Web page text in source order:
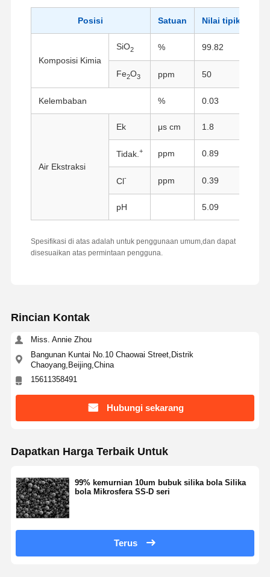
Kontrol
Kualitas
Hubungi
Kami
Quote
Request
Mikrosfer Silika Monodisperse
Serbuk silika bola
Silika Nanosfer
Kosmetik Mikrosfer Silika
Bubuk Silika Menyatu
Bubuk Nano Silika
Posisi Satuan Nilai tipikal
Komposisi Kimia
SiO2 % 99.82
Fe2O3 ppm 50
Kelembaban % 0.03
Air Ekstraksi
Ek μs cm 1.8
Tidak. + ppm 0.89
Cl- ppm 0.39
pH 5.09
Spesifikasi di atas adalah untuk penggunaan umum,dan dapat
disesuaikan atas permintaan pengguna.
Rincian Kontak
Miss. Annie Zhou
Bangunan Kuntai No.10 Chaowai Street,Distrik
Chaoyang,Beijing,China
15611358491
Hubungi sekarang
Dapatkan Harga Terbaik Untuk
99% kemurnian 10um bubuk silika bola Silika
bola Mikrosfera SS-D seri
Terus